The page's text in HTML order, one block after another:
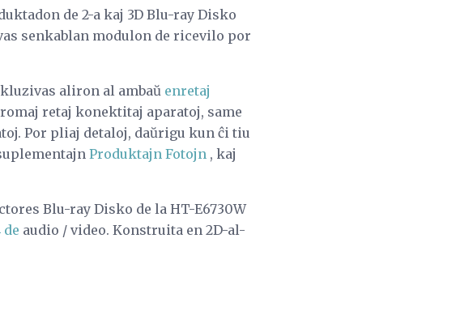
de 2-a kaj 3D Blu-ray Disko
senkablan modulon de ricevilo por
aliron al ambaŭ enretaj
retaj konektitaj aparatoj, same
Por pliaj detaloj, daŭrigu kun ĉi tiu
Produktajn Fotojn , kaj
Blu-ray Disko de la HT-E6730W
de audio / video. Konstruita en 2D-al-